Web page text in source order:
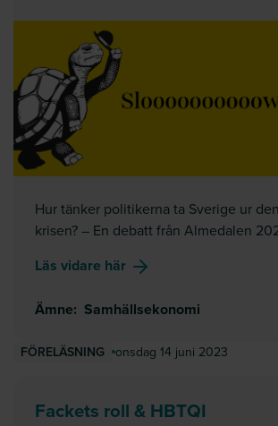
Hur tänker politikerna ta Sverige ur
krisen? – En debatt från Almedalen
Läs vidare här om
Ämne: Samhällsekonomi
FÖRELÄSNING onsdag 14 juni 2023
Fackets roll & HBTQI